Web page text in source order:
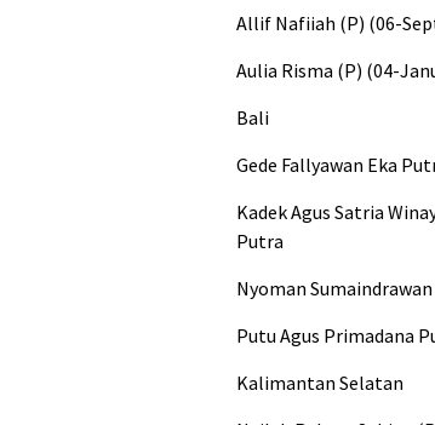
Allif Nafiiah (P) (06-
Aulia Risma (P) (04-
Bali
Gede Fallyawan Eka
Kadek Agus Satria
Putra
Nyoman
Putu Agus Primadana
Kalimantan Selatan